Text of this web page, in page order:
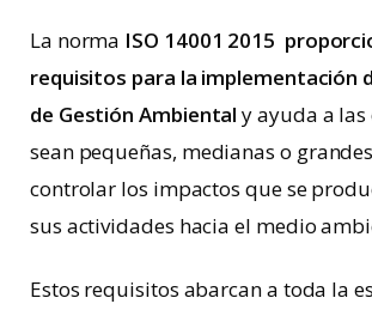
La norma ISO 14001 2015
requisitos para la implementación
de Gestión Ambiental y ayuda a las
sean pequeñas, medianas o
controlar los impactos que se
sus actividades hacia el medio
Estos requisitos abarcan a toda la